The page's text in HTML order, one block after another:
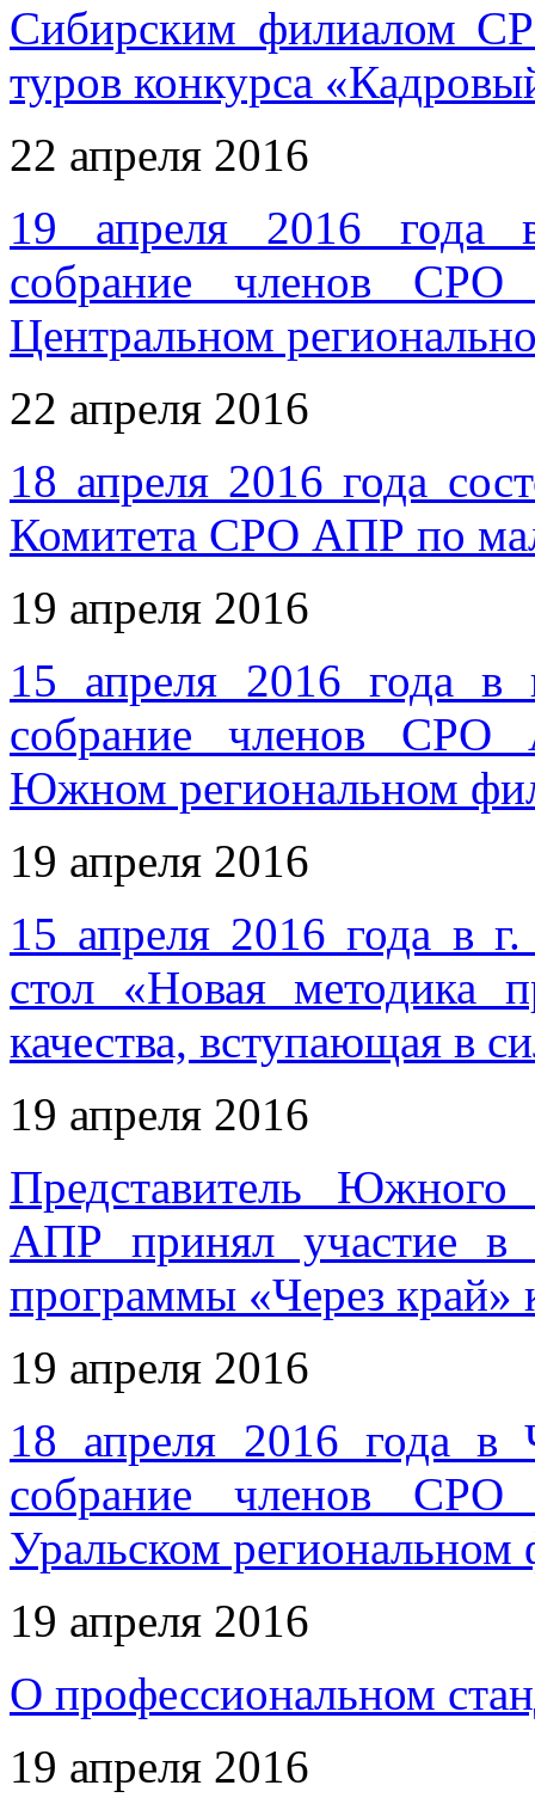
Сибирским филиалом
туров конкурса
22 апреля 2016
19 апреля 2016 года
собрание членов СРО
Центральном
22 апреля 2016
18 апреля 2016 года
Комитета СРО АПР по
19 апреля 2016
15 апреля 2016 года
собрание членов
Южном региональном
19 апреля 2016
15 апреля 2016 года в
стол «Новая методика
качества, вступающая в
19 апреля 2016
Представитель
АПР принял участие в
программы «Через край»
19 апреля 2016
18 апреля 2016 года в
собрание членов СРО
Уральском региональном
19 апреля 2016
О профессиональном
19 апреля 2016